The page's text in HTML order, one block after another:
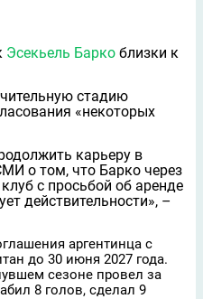
Эсекьель Барко близки к
стадию
«некоторых
карьеру в
о том, что Барко через
с просьбой об аренде
действительности», –
аргентинца с
до 30 июня 2027 года.
сезоне провел за
8 голов, сделал 9